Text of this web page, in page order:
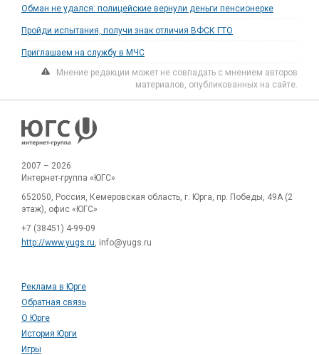
Обман не удался: полицейские вернули деньги пенсионерке
Пройди испытания, получи знак отличия ВФСК ГТО
Приглашаем на службу в МЧС
Мнение редакции может не совпадать с мнением авторов
материалов, опубликованных на сайте.
2007 – 2026
Интернет-группа «ЮГС»
652050, Россия, Кемеровская область, г. Юрга, пр. Победы, 49А (2
этаж), офис «ЮГС»
+7 (38451) 4-99-09
http://www.yugs.ru , info@yugs.ru
Реклама в Юрге
Обратная связь
О Юрге
История Юрги
Игры